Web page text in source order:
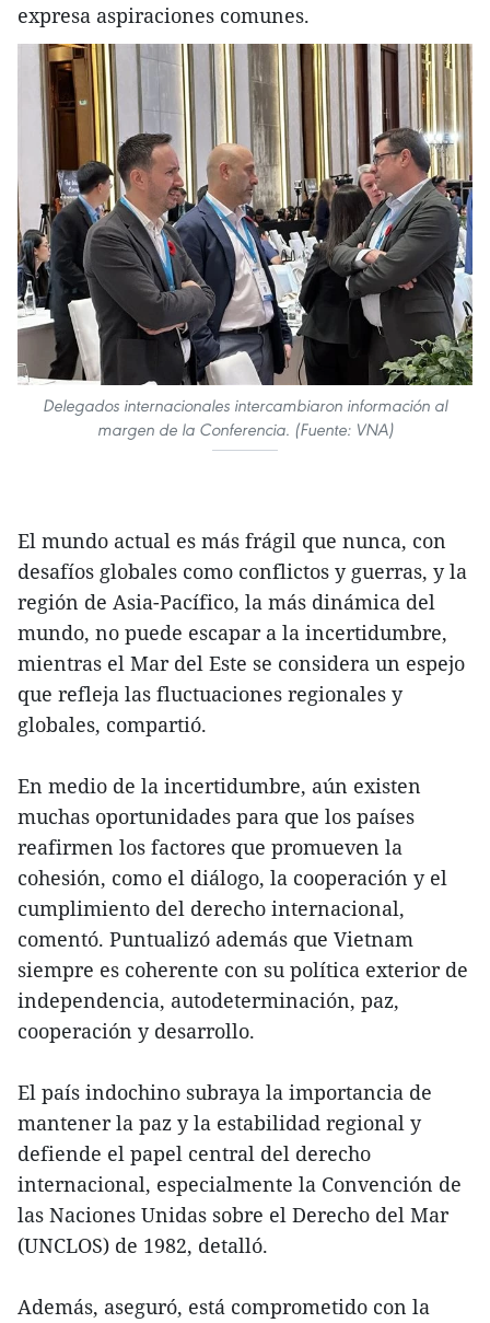
expresa aspiraciones comunes.
Delegados internacionales intercambiaron información al
margen de la Conferencia. (Fuente: VNA)
El mundo actual es más frágil que nunca, con
desafíos globales como conflictos y guerras, y la
región de Asia-Pacífico, la más dinámica del
mundo, no puede escapar a la incertidumbre,
mientras el Mar del Este se considera un espejo
que refleja las fluctuaciones regionales y
globales, compartió.
En medio de la incertidumbre, aún existen
muchas oportunidades para que los países
reafirmen los factores que promueven la
cohesión, como el diálogo, la cooperación y el
cumplimiento del derecho internacional,
comentó. Puntualizó además que Vietnam
siempre es coherente con su política exterior de
independencia, autodeterminación, paz,
cooperación y desarrollo.
El país indochino subraya la importancia de
mantener la paz y la estabilidad regional y
defiende el papel central del derecho
internacional, especialmente la Convención de
las Naciones Unidas sobre el Derecho del Mar
(UNCLOS) de 1982, detalló.
Además, aseguró, está comprometido con la